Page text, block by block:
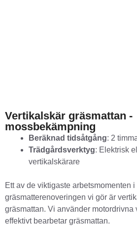
Vertikalskär gräsmattan -
mossbekämpning
Beräknad tidsåtgång: 2
Trädgårdsverktyg: Elektrisk
vertikalskärare
Ett av de viktigaste arbetsmomenten i
gräsmatterenoveringen vi gör är
gräsmattan. Vi använder motordrivna
effektivt bearbetar gräsmattan.